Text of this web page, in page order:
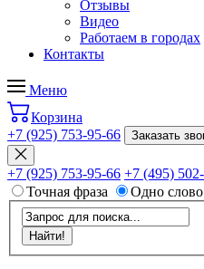
Отзывы
Видео
Работаем в городах
Контакты
Меню
Корзина
+7 (925) 753-95-66
Заказать
+7 (925) 753-95-66 +7 (495)
Точная фраза
Одно слово